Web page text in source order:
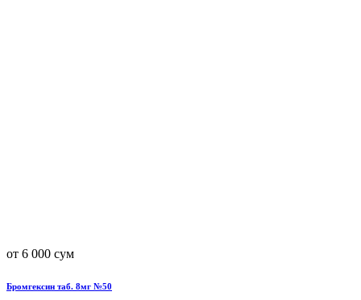
от 6 000 сум
Бромгексин таб. 8мг №50